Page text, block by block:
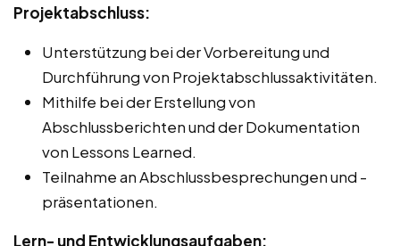
Projektabschluss:
Unterstützung bei der Vorbereitung und
Durchführung von Projektabschlussaktivitäten.
Mithilfe bei der Erstellung von
Abschlussberichten und der Dokumentation
von Lessons Learned.
Teilnahme an Abschlussbesprechungen und -
präsentationen.
Lern- und Entwicklungsaufgaben: